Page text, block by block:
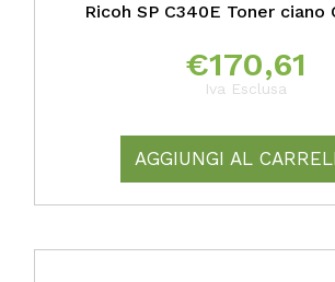
Ricoh SP C340E Toner ciano
€170,61
Iva Esclusa
AGGIUNGI AL